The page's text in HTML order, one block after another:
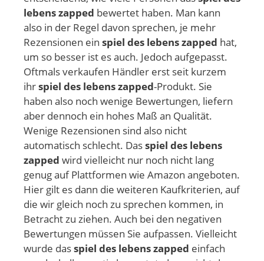
lebens zapped bewertet haben. Man kann
also in der Regel davon sprechen, je mehr
Rezensionen ein spiel des lebens zapped hat,
um so besser ist es auch. Jedoch aufgepasst.
Oftmals verkaufen Händler erst seit kurzem
ihrspiel des lebens zapped-Produkt. Sie
haben also noch wenige Bewertungen, liefern
aber dennoch ein hohes Maß an Qualität.
Wenige Rezensionen sind also nicht
automatisch schlecht. Dasspiel des lebens
zapped wird vielleicht nur noch nicht lang
genug auf Plattformen wie Amazon angeboten.
Hier gilt es dann die weiteren Kaufkriterien, auf
die wir gleich noch zu sprechen kommen, in
Betracht zu ziehen. Auch bei den negativen
Bewertungen müssen Sie aufpassen. Vielleicht
wurde dasspiel des lebens zapped einfach